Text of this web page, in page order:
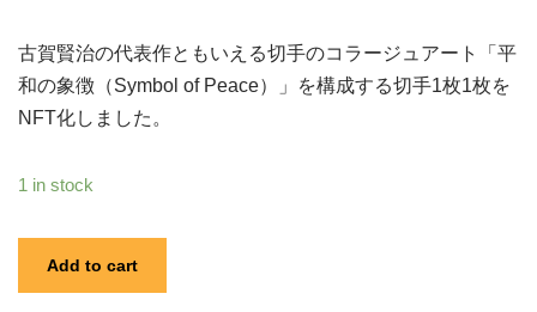
古賀賢治の代表作ともいえる切手のコラージュアート「平
和の象徴（Symbol of Peace）」を構成する切手1枚1枚を
NFT化しました。
1 in stock
Add to cart